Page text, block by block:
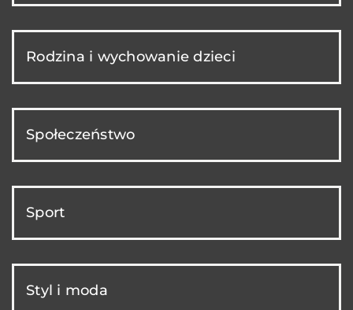
Rodzina i wychowanie dzieci
Społeczeństwo
Sport
Styl i moda